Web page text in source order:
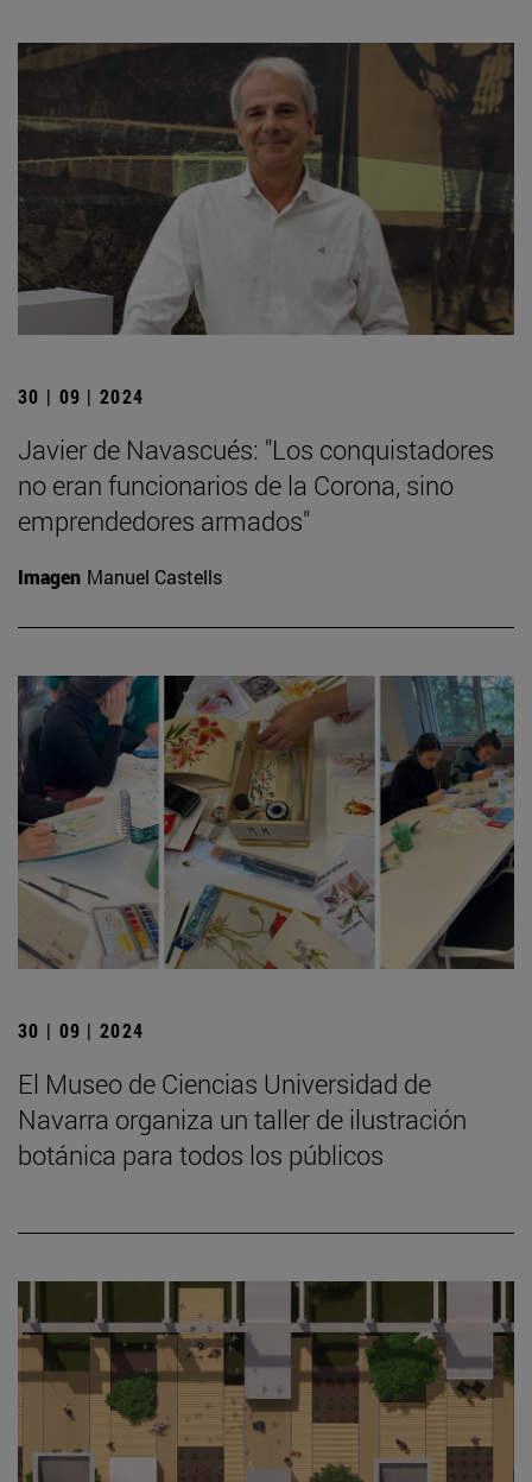
30 | 09 | 2024
Javier de Navascués: "Los conquistadores
no eran funcionarios de la Corona, sino
emprendedores armados"
Imagen Manuel Castells
30 | 09 | 2024
El Museo de Ciencias Universidad de
Navarra organiza un taller de ilustración
botánica para todos los públicos